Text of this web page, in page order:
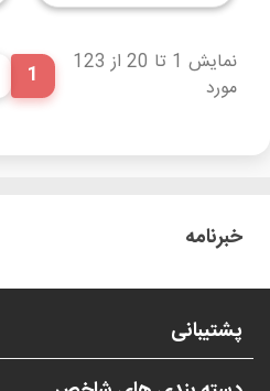
نمایش 1 تا 20 از 123
مورد
1
خبرنامه
پشتیبانی